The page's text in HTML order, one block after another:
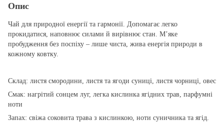
Опис
Чай для природної енергії та гармонії. Допомагає легко
прокидатися, наповнює силами й вирівнює стан. М’яке
пробудження без поспіху – лише чиста, жива енергія природи в
кожному ковтку.
Склад: листя смородини, листя та ягоди суниці, листя чорниці, овес
Смак: нагрітий сонцем луг, легка кислинка ягідних трав, парфумні
ноти
Запах: свіжа соковита трава з кислинкою, ноти суничника та ягід.